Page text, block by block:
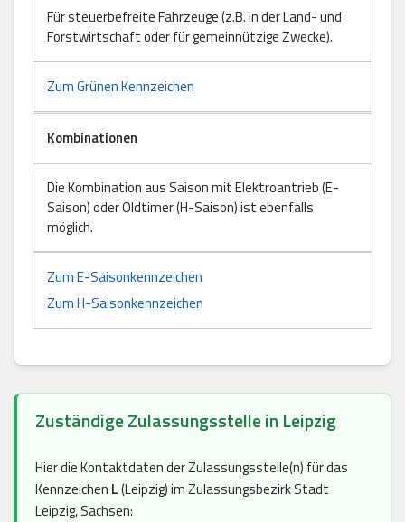
Für steuerbefreite Fahrzeuge (z.B. in der Land- und
Forstwirtschaft oder für gemeinnützige Zwecke).
Zum Grünen Kennzeichen
Kombinationen
Die Kombination aus Saison mit Elektroantrieb (E-
Saison) oder Oldtimer (H-Saison) ist ebenfalls
möglich.
Zum E-Saisonkennzeichen
Zum H-Saisonkennzeichen
Zuständige Zulassungsstelle in Leipzig
Hier die Kontaktdaten der Zulassungsstelle(n) für das
Kennzeichen L(Leipzig) im Zulassungsbezirk Stadt
Leipzig, Sachsen: